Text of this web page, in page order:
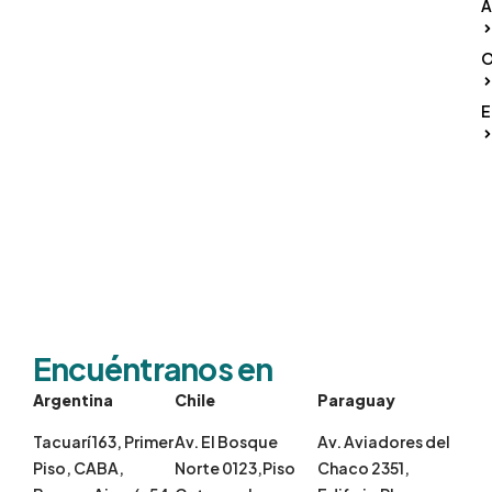
Encuéntranos en
Argentina
Tacuarí 163, Primer
Piso, CABA,
Chile
Av. El Bosque
Norte 0123,Piso
Paraguay
Av. Aviadores del
Chaco 2351,